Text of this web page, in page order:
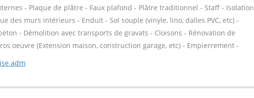
- Plaque de plâtre - Faux plafond - Plâtre traditionnel - Staff - Isolation
des murs intérieurs - Enduit - Sol souple (vinyle, lino, dalles PVC, etc) -
- Démolition avec transports de gravats - Cloisons - Rénovation de
oeuvre (Extension maison, construction garage, etc) - Empierrement -
adm